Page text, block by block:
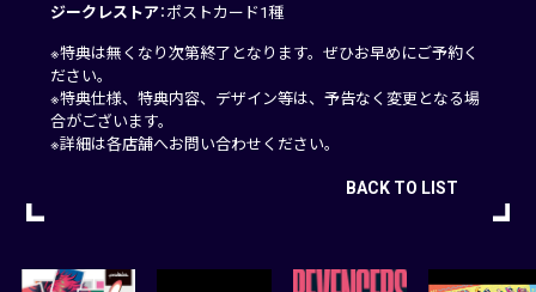
ジークレストア：ポストカード1種
※特典は無くなり次第終了となります。ぜひお早めにご予約く
ださい。
※特典仕様、特典内容、デザイン等は、予告なく変更となる場
合がございます。
※詳細は各店舗へお問い合わせください。
BACK TO LIST